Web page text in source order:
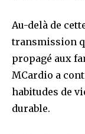
Au-delà de
transmission
propagé aux
MCardio a
habitudes de
durable.